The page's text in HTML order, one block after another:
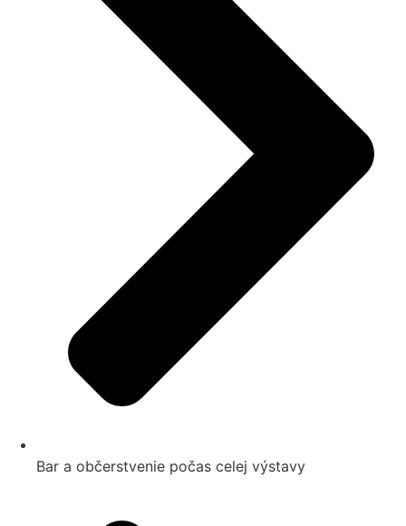
Bar a občerstvenie počas celej výstavy